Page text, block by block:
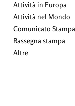
Attività in Europa
Attività nel Mondo
Comunicato Stampa
Rassegna stampa
Altre